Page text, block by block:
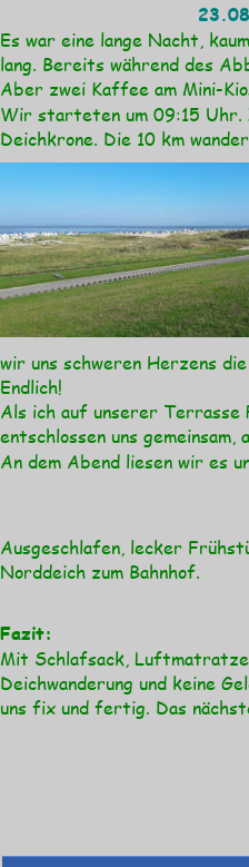
Es war eine lange Nacht,
lang. Bereits während des
Aber zwei Kaffee am Mini-
Wir starteten um 09:15 Uhr.
Deichkrone. Die 10 km
wir uns schweren Herzens
Endlich!
Als ich auf unserer Terrasse
entschlossen uns gemeinsam,
An dem Abend liesen wir es
Ausgeschlafen, lecker
Norddeich zum Bahnhof.
Fazit:
Mit Schlafsack,
Deichwanderung und keine
uns fix und fertig. Das